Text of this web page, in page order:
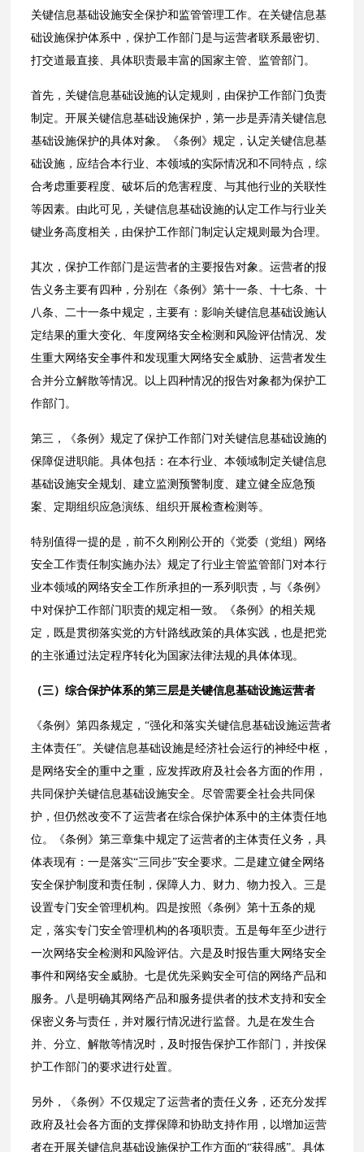
关键信息基础设施安全保护和监管管理工作。在关键信息基
础设施保护体系中，保护工作部门是与运营者联系最密切、
打交道最直接、具体职责最丰富的国家主管、监管部门。
首先，关键信息基础设施的认定规则，由保护工作部门负责
制定。开展关键信息基础设施保护，第一步是弄清关键信息
基础设施保护的具体对象。《条例》规定，认定关键信息基
础设施，应结合本行业、本领域的实际情况和不同特点，综
合考虑重要程度、破坏后的危害程度、与其他行业的关联性
等因素。由此可见，关键信息基础设施的认定工作与行业关
键业务高度相关，由保护工作部门制定认定规则最为合理。
其次，保护工作部门是运营者的主要报告对象。运营者的报
告义务主要有四种，分别在《条例》第十一条、十七条、十
八条、二十一条中规定，主要有：影响关键信息基础设施认
定结果的重大变化、年度网络安全检测和风险评估情况、发
生重大网络安全事件和发现重大网络安全威胁、运营者发生
合并分立解散等情况。以上四种情况的报告对象都为保护工
作部门。
第三，《条例》规定了保护工作部门对关键信息基础设施的
保障促进职能。具体包括：在本行业、本领域制定关键信息
基础设施安全规划、建立监测预警制度、建立健全应急预
案、定期组织应急演练、组织开展检查检测等。
特别值得一提的是，前不久刚刚公开的《党委（党组）网络
安全工作责任制实施办法》规定了行业主管监管部门对本行
业本领域的网络安全工作所承担的一系列职责，与《条例》
中对保护工作部门职责的规定相一致。《条例》的相关规
定，既是贯彻落实党的方针路线政策的具体实践，也是把党
的主张通过法定程序转化为国家法律法规的具体体现。
（三）综合保护体系的第三层是关键信息基础设施运营者
《条例》第四条规定，“强化和落实关键信息基础设施运营者
主体责任”。关键信息基础设施是经济社会运行的神经中枢，
是网络安全的重中之重，应发挥政府及社会各方面的作用，
共同保护关键信息基础设施安全。尽管需要全社会共同保
护，但仍然改变不了运营者在综合保护体系中的主体责任地
位。《条例》第三章集中规定了运营者的主体责任义务，具
体表现有：一是落实“三同步”安全要求。二是建立健全网络
安全保护制度和责任制，保障人力、财力、物力投入。三是
设置专门安全管理机构。四是按照《条例》第十五条的规
定，落实专门安全管理机构的各项职责。五是每年至少进行
一次网络安全检测和风险评估。六是及时报告重大网络安全
事件和网络安全威胁。七是优先采购安全可信的网络产品和
服务。八是明确其网络产品和服务提供者的技术支持和安全
保密义务与责任，并对履行情况进行监督。九是在发生合
并、分立、解散等情况时，及时报告保护工作部门，并按保
护工作部门的要求进行处置。
另外，《条例》不仅规定了运营者的责任义务，还充分发挥
政府及社会各方面的支撑保障和协助支持作用，以增加运营
者在开展关键信息基础设施保护工作方面的“获得感”。具体